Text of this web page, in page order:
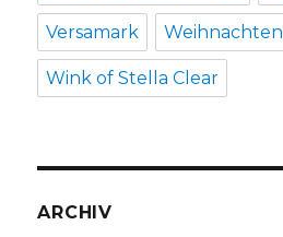
Versamark Weihnachten
Wink of Stella Clear
ARCHIV